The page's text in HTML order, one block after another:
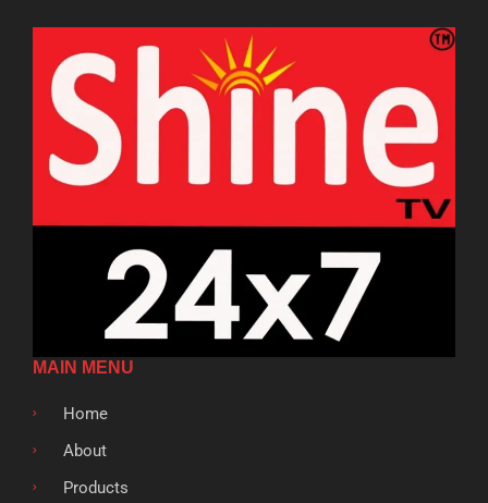
MAIN MENU
Home
About
Products